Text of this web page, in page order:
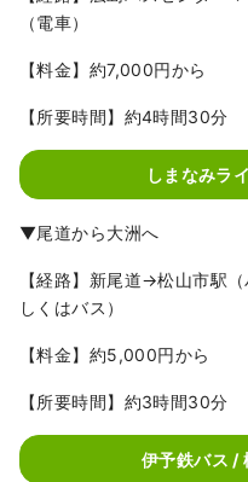
（電車）
【料金】約7,000円から
【所要時間】約4時間30分
しまなみラ
▼尾道から大洲へ
【経路】新尾道→松山市駅
しくはバス）
【料金】約5,000円から
【所要時間】約3時間30分
伊予鉄バス /